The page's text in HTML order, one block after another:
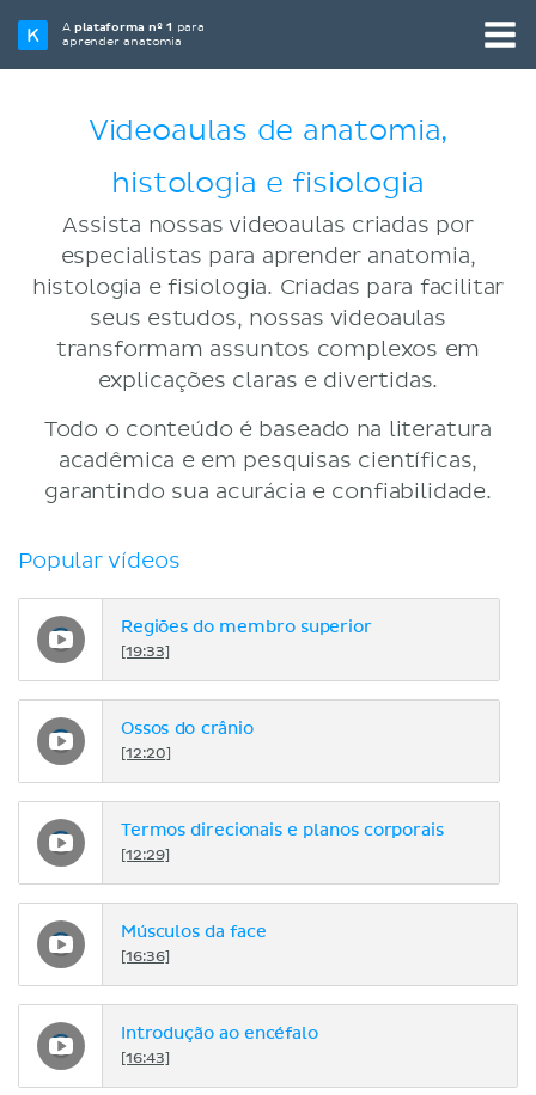
Aplataforma nº 1 para
aprender anatomia
Videoaulas de anatomia,
histologia e fisiologia
Assista nossas videoaulas criadas por
especialistas para aprender anatomia,
histologia e fisiologia. Criadas para facilitar
seus estudos, nossas videoaulas
transformam assuntos complexos em
explicações claras e divertidas.
Todo o conteúdo é baseado na literatura
acadêmica e em pesquisas científicas,
garantindo sua acurácia e confiabilidade.
Popular vídeos
Regiões do membro superior
[19:33]
Ossos do crânio
[12:20]
Termos direcionais e planos corporais
[12:29]
Músculos da face
[16:36]
Introdução ao encéfalo
[16:43]